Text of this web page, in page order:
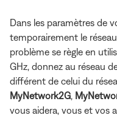
Dans les paramètres de
temporairement le
problème se règle en
GHz, donnez au réseau
différent de celui du
MyNetwork2G
vous aidera, vous et vos